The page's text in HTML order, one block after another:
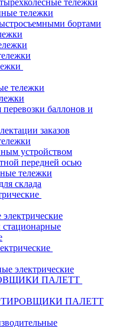
тележки
тележки
бортами
тележки
баллонов и
заказов
устройством
передней осью
тележки
склада
электрические
ПАЛЕТТ
ПАЛЕТТ